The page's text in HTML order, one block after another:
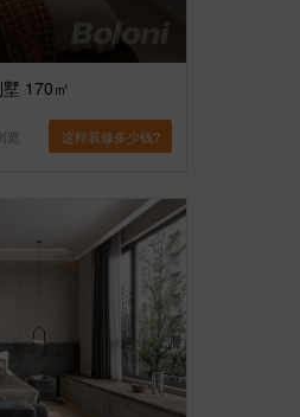
墅 170㎡
览 这样装修多少钱?